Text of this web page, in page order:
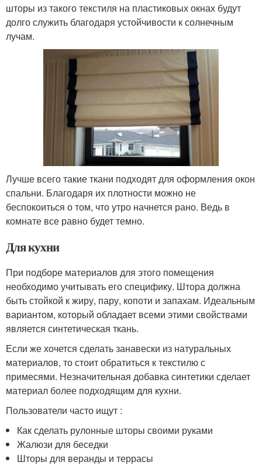
шторы из такого текстиля на пластиковых окнах будут
долго служить благодаря устойчивости к солнечным
лучам.
Лучше всего такие ткани подходят для оформления окон
спальни. Благодаря их плотности можно не
беспокоиться о том, что утро начнется рано. Ведь в
комнате все равно будет темно.
Для кухни
При подборе материалов для этого помещения
необходимо учитывать его специфику. Штора должна
быть стойкой к жиру, пару, копоти и запахам. Идеальным
вариантом, который обладает всеми этими свойствами
является синтетическая ткань.
Если же хочется сделать занавески из натуральных
материалов, то стоит обратиться к текстилю с
примесями. Незначительная добавка синтетики сделает
материал более подходящим для кухни.
Пользователи часто ищут :
Как сделать рулонные шторы своими руками
Жалюзи для беседки
Шторы для веранды и террасы